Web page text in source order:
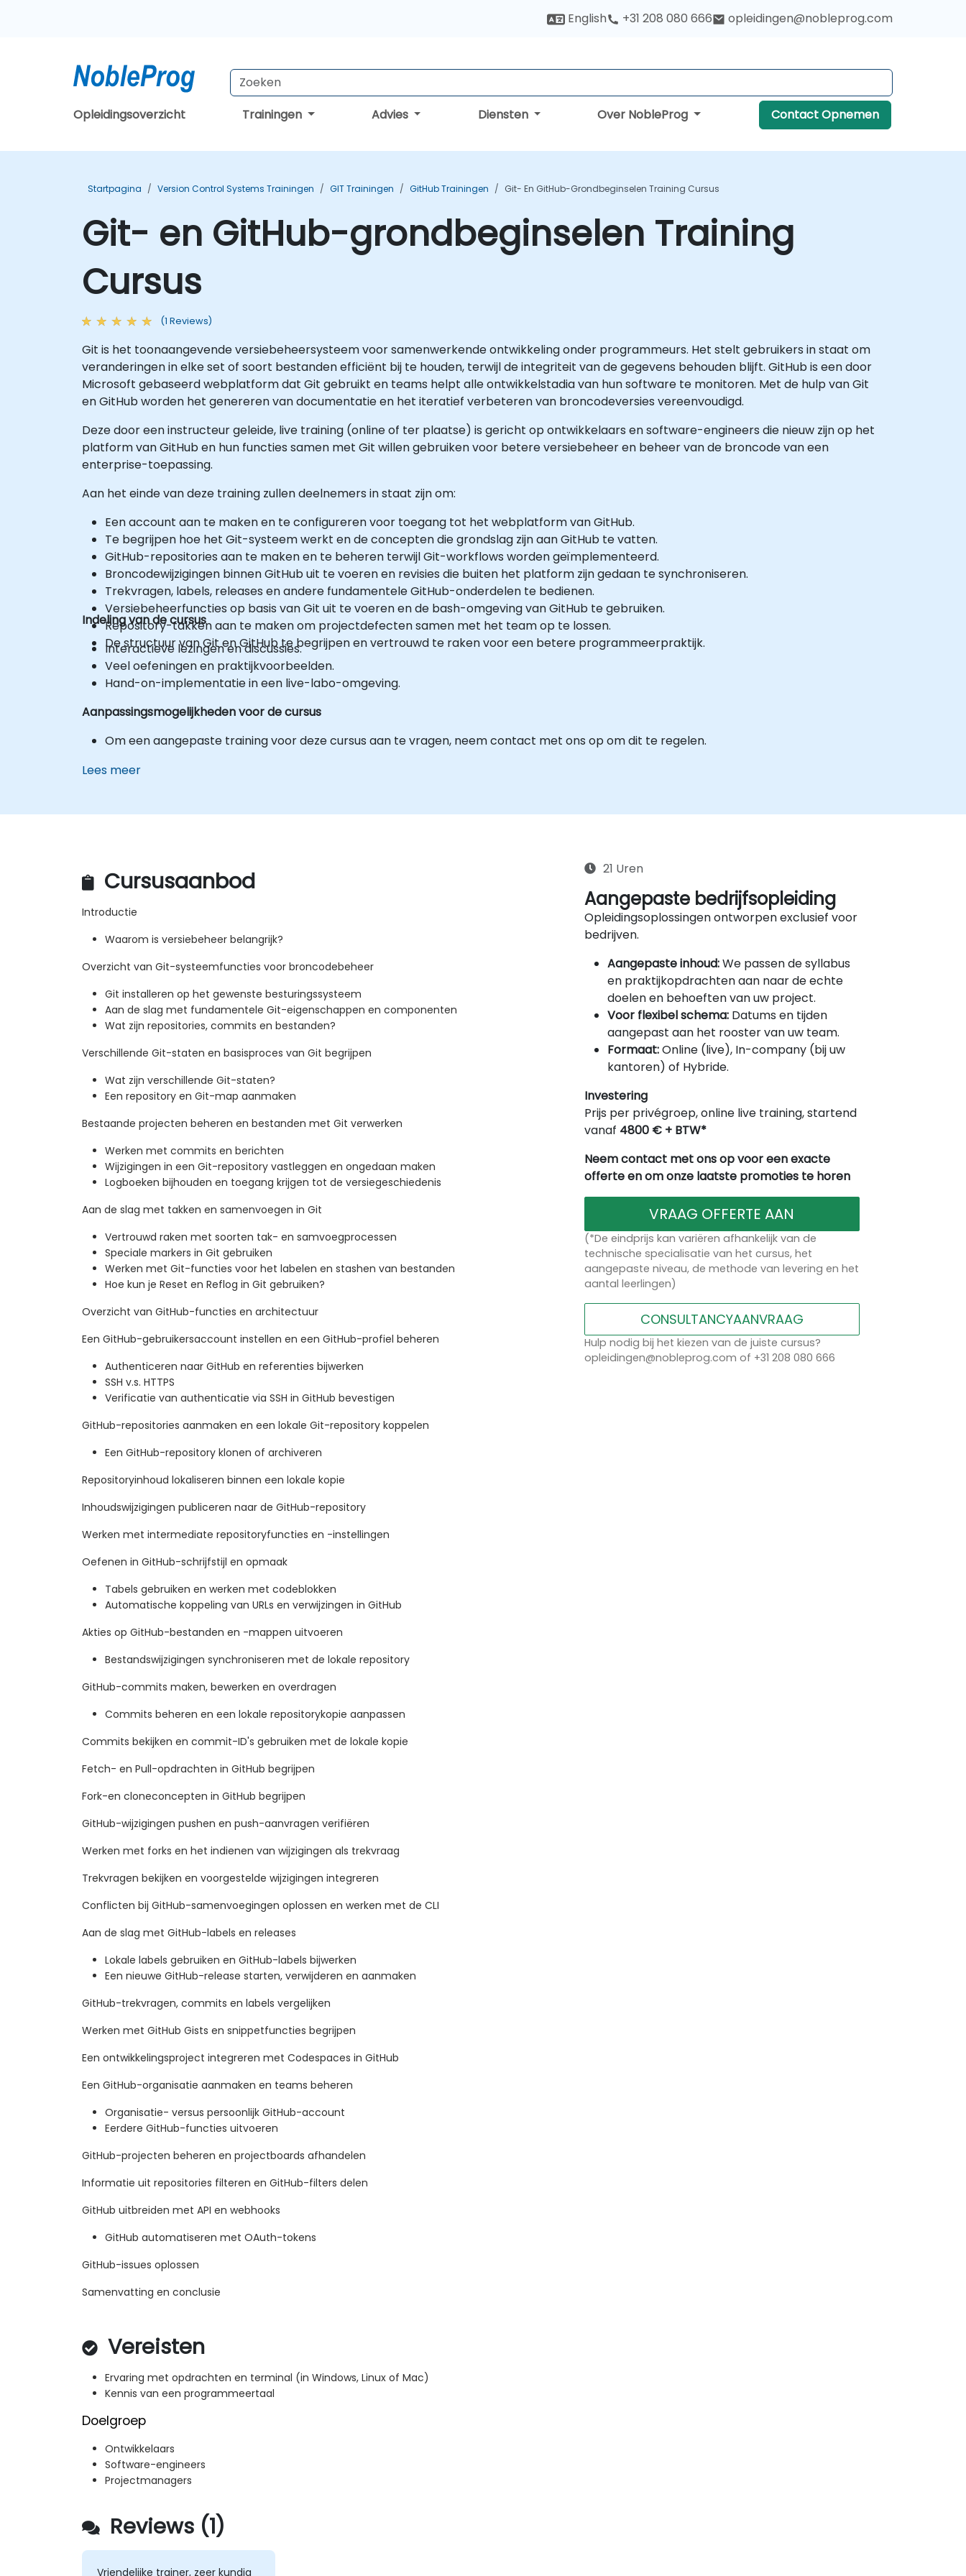
English +31 208 080 666 opleidingen@nobleprog.com
Opleidingsoverzicht Trainingen Advies Diensten Over NobleProg Contact Opnemen
Startpagina Version Control Systems Trainingen GIT Trainingen GitHub Trainingen Git- En GitHub-Grondbeginselen Training Cursus
Git- en GitHub-grondbeginselen Training
Cursus
(1 Reviews)
Git is het toonaangevende versiebeheersysteem voor samenwerkende ontwikkeling onder programmeurs. Het stelt gebruikers in staat om
veranderingen in elke set of soort bestanden efficiënt bij te houden, terwijl de integriteit van de gegevens behouden blijft. GitHub is een door
Microsoft gebaseerd webplatform dat Git gebruikt en teams helpt alle ontwikkelstadia van hun software te monitoren. Met de hulp van Git
en GitHub worden het genereren van documentatie en het iteratief verbeteren van broncodeversies vereenvoudigd.
Deze door een instructeur geleide, live training (online of ter plaatse) is gericht op ontwikkelaars en software-engineers die nieuw zijn op het
platform van GitHub en hun functies samen met Git willen gebruiken voor betere versiebeheer en beheer van de broncode van een
enterprise-toepassing.
Aan het einde van deze training zullen deelnemers in staat zijn om:
Een account aan te maken en te configureren voor toegang tot het webplatform van GitHub.
Te begrijpen hoe het Git-systeem werkt en de concepten die grondslag zijn aan GitHub te vatten.
GitHub-repositories aan te maken en te beheren terwijl Git-workflows worden geïmplementeerd.
Broncodewijzigingen binnen GitHub uit te voeren en revisies die buiten het platform zijn gedaan te synchroniseren.
Trekvragen, labels, releases en andere fundamentele GitHub-onderdelen te bedienen.
Versiebeheerfuncties op basis van Git uit te voeren en de bash-omgeving van GitHub te gebruiken.
Repository-takken aan te maken om projectdefecten samen met het team op te lossen.
De structuur van Git en GitHub te begrijpen en vertrouwd te raken voor een betere programmeerpraktijk.
Indeling van de cursus
Interactieve lezingen en discussies.
Veel oefeningen en praktijkvoorbeelden.
Hand-on-implementatie in een live-labo-omgeving.
Aanpassingsmogelijkheden voor de cursus
Om een aangepaste training voor deze cursus aan te vragen, neem contact met ons op om dit te regelen.
Lees meer
Cursusaanbod
Introductie
Waarom is versiebeheer belangrijk?
Overzicht van Git-systeemfuncties voor broncodebeheer
Git installeren op het gewenste besturingssysteem
Aan de slag met fundamentele Git-eigenschappen en componenten
Wat zijn repositories, commits en bestanden?
Verschillende Git-staten en basisproces van Git begrijpen
Wat zijn verschillende Git-staten?
Een repository en Git-map aanmaken
Bestaande projecten beheren en bestanden met Git verwerken
Werken met commits en berichten
Wijzigingen in een Git-repository vastleggen en ongedaan maken
Logboeken bijhouden en toegang krijgen tot de versiegeschiedenis
Aan de slag met takken en samenvoegen in Git
Vertrouwd raken met soorten tak- en samvoegprocessen
Speciale markers in Git gebruiken
Werken met Git-functies voor het labelen en stashen van bestanden
Hoe kun je Reset en Reflog in Git gebruiken?
Overzicht van GitHub-functies en architectuur
Een GitHub-gebruikersaccount instellen en een GitHub-profiel beheren
Authenticeren naar GitHub en referenties bijwerken
SSH v.s. HTTPS
Verificatie van authenticatie via SSH in GitHub bevestigen
GitHub-repositories aanmaken en een lokale Git-repository koppelen
Een GitHub-repository klonen of archiveren
Repositoryinhoud lokaliseren binnen een lokale kopie
Inhoudswijzigingen publiceren naar de GitHub-repository
Werken met intermediate repositoryfuncties en -instellingen
Oefenen in GitHub-schrijfstijl en opmaak
Tabels gebruiken en werken met codeblokken
Automatische koppeling van URLs en verwijzingen in GitHub
Akties op GitHub-bestanden en -mappen uitvoeren
Bestandswijzigingen synchroniseren met de lokale repository
GitHub-commits maken, bewerken en overdragen
Commits beheren en een lokale repositorykopie aanpassen
Commits bekijken en commit-ID's gebruiken met de lokale kopie
Fetch- en Pull-opdrachten in GitHub begrijpen
Fork-en cloneconcepten in GitHub begrijpen
GitHub-wijzigingen pushen en push-aanvragen verifiëren
Werken met forks en het indienen van wijzigingen als trekvraag
Trekvragen bekijken en voorgestelde wijzigingen integreren
Conflicten bij GitHub-samenvoegingen oplossen en werken met de CLI
Aan de slag met GitHub-labels en releases
Lokale labels gebruiken en GitHub-labels bijwerken
Een nieuwe GitHub-release starten, verwijderen en aanmaken
GitHub-trekvragen, commits en labels vergelijken
Werken met GitHub Gists en snippetfuncties begrijpen
Een ontwikkelingsproject integreren met Codespaces in GitHub
Een GitHub-organisatie aanmaken en teams beheren
Organisatie- versus persoonlijk GitHub-account
Eerdere GitHub-functies uitvoeren
GitHub-projecten beheren en projectboards afhandelen
Informatie uit repositories filteren en GitHub-filters delen
GitHub uitbreiden met API en webhooks
GitHub automatiseren met OAuth-tokens
GitHub-issues oplossen
Samenvatting en conclusie
Vereisten
Ervaring met opdrachten en terminal (in Windows, Linux of Mac)
Kennis van een programmeertaal
Doelgroep
Ontwikkelaars
Software-engineers
Projectmanagers
21 Uren
Aangepaste bedrijfsopleiding
Opleidingsoplossingen ontworpen exclusief voor
bedrijven.
Aangepaste inhoud:We passen de syllabus
en praktijkopdrachten aan naar de echte
doelen en behoeften van uw project.
Voor flexibel schema:Datums en tijden
aangepast aan het rooster van uw team.
Formaat:Online (live), In-company (bij uw
kantoren) of Hybride.
Investering
Prijs per privégroep, online live training, startend
vanaf 4800 € + BTW*
Neem contact met ons op voor een exacte
offerte en om onze laatste promoties te horen
VRAAG OFFERTE AAN
(*De eindprijs kan variëren afhankelijk van de
technische specialisatie van het cursus, het
aangepaste niveau, de methode van levering en het
aantal leerlingen)
CONSULTANCYAANVRAAG
Hulp nodig bij het kiezen van de juiste cursus?
opleidingen@nobleprog.com of +31 208 080 666
Reviews (1)
Vriendelijke trainer, zeer kundig